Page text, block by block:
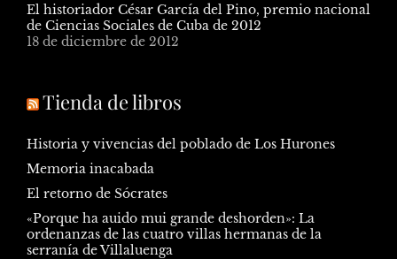
El historiador César García del Pino, premio nacional
de Ciencias Sociales de Cuba de 2012
18 de diciembre de 2012
Tienda de libros
Historia y vivencias del poblado de Los Hurones
Memoria inacabada
El retorno de Sócrates
«Porque ha auido mui grande deshorden»: La
ordenanzas de las cuatro villas hermanas de la
serranía de Villaluenga